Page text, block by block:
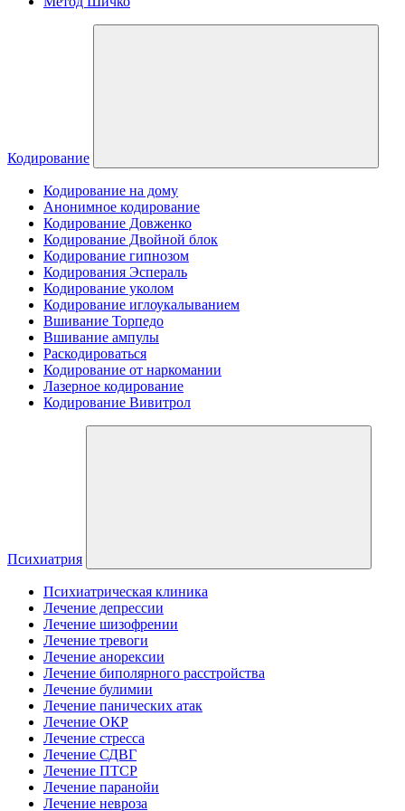
Кодирование
Кодирование на дому
Анонимное кодирование
Кодирование Довженко
Кодирование Двойной блок
Кодирование гипнозом
Кодирования Эспераль
Кодирование уколом
Кодирование иглоукалыванием
Вшивание Торпедо
Вшивание ампулы
Раскодироваться
Кодирование от наркомании
Лазерное кодирование
Кодирование Вивитрол
Психиатрия
Психиатрическая клиника
Лечение депрессии
Лечение шизофрении
Лечение тревоги
Лечение анорексии
Лечение биполярного расстройства
Лечение булимии
Лечение панических атак
Лечение ОКР
Лечение стресса
Лечение СДВГ
Лечение ПТСР
Лечение паранойи
Лечение невроза